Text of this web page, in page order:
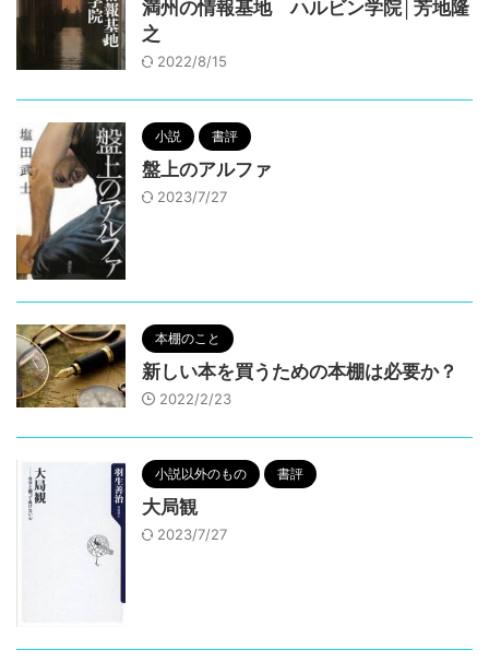
満州の情報基地 ハルビン学院│芳地隆
之
2022/8/15
小説 書評
盤上のアルファ
2023/7/27
本棚のこと
新しい本を買うための本棚は必要か？
2022/2/23
小説以外のもの 書評
大局観
2023/7/27